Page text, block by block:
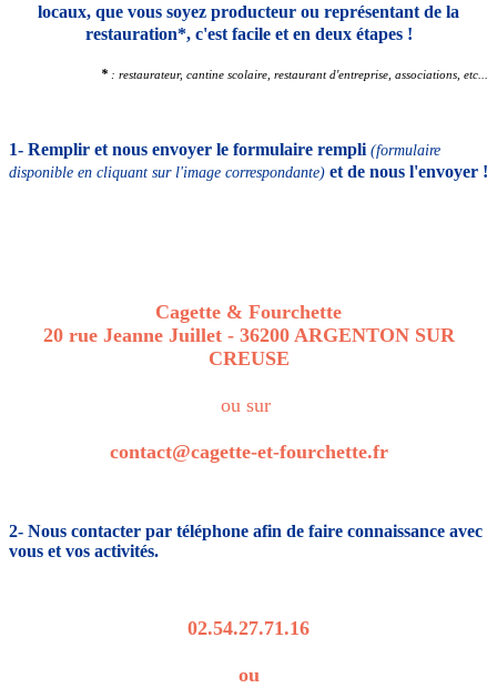
locaux, que vous soyez producteur ou représentant de la
restauration*, c'est facile et en deux étapes !
* : restaurateur, cantine scolaire, restaurant d'entreprise, associations, etc...
1- Remplir et nous envoyer le formulaire rempli (formulaire
disponible en cliquant sur l'image correspondante) et de nous l'envoyer !
Cagette & Fourchette
20 rue Jeanne Juillet - 36200 ARGENTON SUR
CREUSE
ou sur
contact@cagette-et-fourchette.fr
2- Nous contacter par téléphone afin de faire connaissance avec
vous et vos activités.
02.54.27.71.16
ou